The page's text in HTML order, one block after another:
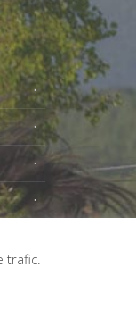
trafic.